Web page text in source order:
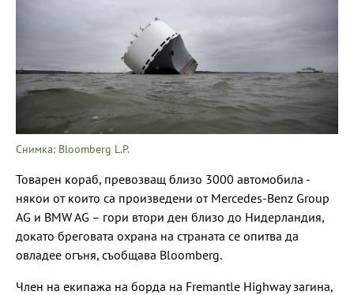
Снимка: Bloomberg L.P.
Товарен кораб, превозващ близо 3000 автомобила -
някои от които са произведени от Mercedes-Benz Group
AG и BMW AG – гори втори ден близо до Нидерландия,
докато бреговата охрана на страната се опитва да
овладее огъня, съобщава Bloomberg.
Член на екипажа на борда на Fremantle Highway загина,